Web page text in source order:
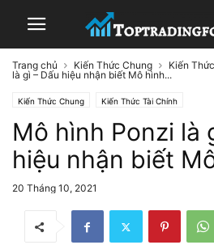
Trang chủ Kiến Thức Chung Kiến
là gì – Dấu hiệu nhận biết Mô hình...
Kiến Thức Chung Kiến Thức Tài Chính
Mô hình Ponzi là
hiệu nhận biết
20 Tháng 10, 2021